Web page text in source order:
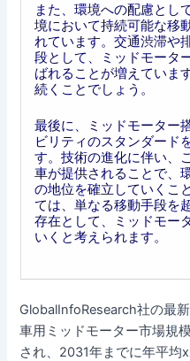
また、環境への配慮とし
境において持続可能な移
れています。交通渋滞や
段として、ミッドモータ
ばれることが増えていま
続くことでしょう。
最後に、ミッドモーター
ビリティのスタンダード
す。技術の進化に伴い、
車が提供されることで、
の地位を確立していくこ
ては、単なる移動手段を
存在として、ミッドモー
いくと考えられます。
GlobalInfoResearch社の最
車用ミッドモーター市場規
され、2031年までに年平均